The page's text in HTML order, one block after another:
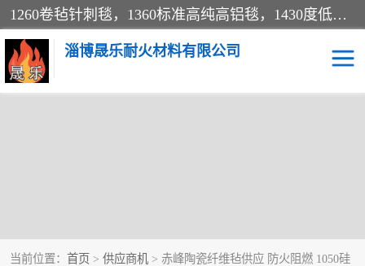
1260卷毡针刺毯，1360标准高纯高铝毯，1430度低锆锆铝含锆毯，普通挡渣棉卷毡，防火纸、挡火板、隔热垫片模块、棉块、折叠块、散棉高温固化剂价格规格密度多少钱图片视频立方平米参数指标
淄博晟乐耐火材料有限公司
当前位置： 首页 > 供应商机 > 赤峰陶瓷纤维毡供应 防火阻燃 1050硅